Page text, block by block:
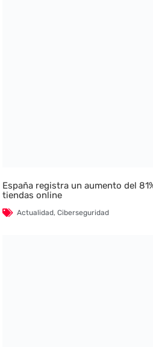
España registra un aumento del
tiendas online
Actualidad,Ciberseguridad